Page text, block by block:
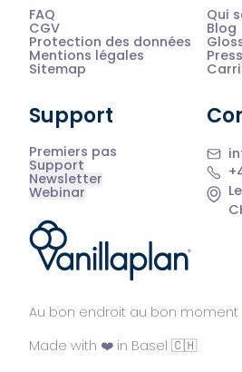
®
Au bon endroit au bon moment
Made with ❤️ in Basel 🇨🇭
FAQ
CGV
Protection des données
Mentions légales
Sitemap
Qui
Blog
Support
Premiers pas
Support
Newsletter
Webinar